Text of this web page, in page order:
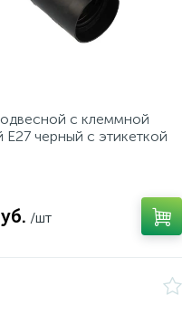
с клеммной
E27 черный с этикеткой
/шт